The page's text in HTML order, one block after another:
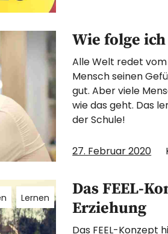
Wie folge
Alle Welt redet
Mensch seinen
gut. Aber viele
wie das geht. Das
der Schule!
27. Februar 2020
Lernen
Das FEEL-
Erziehung
Das FEEL-Konzept